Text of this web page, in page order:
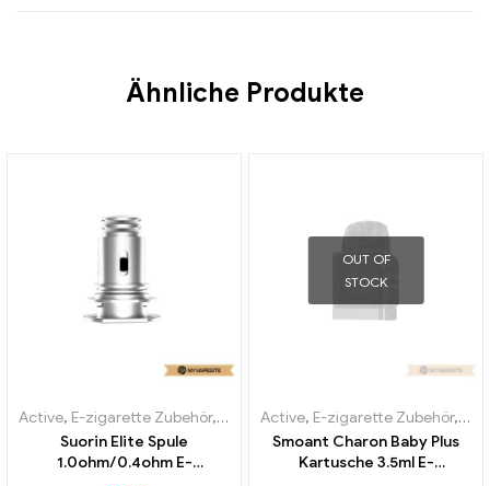
Ähnliche Produkte
Active, E-zigarette Zubehör, Verdampfer
Suorin Elite Spule
1.0ohm/0.4ohm E-
OUT OF
STOCK
Active, E-zigarette Zubehör,
Smoant Charon Baby Plus
Kartusche 3.5ml E-